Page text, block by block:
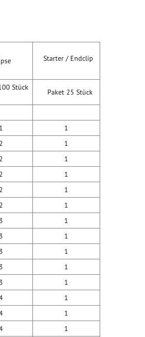
Starter / Endclip
Stück
Paket 25 Stück
1
1
2
1
2
1
2
1
2
1
2
1
3
1
3
1
3
1
3
1
3
1
1
1
1